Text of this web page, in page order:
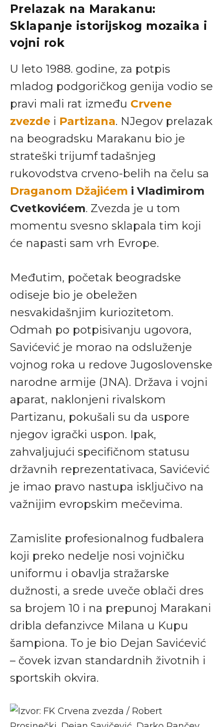
Prelazak na Marakanu:
Sklapanje istorijskog mozaika i
vojni rok
U leto 1988. godine, za potpis
mladog podgoričkog genija vodio se
pravi mali rat između Crvene
zvezde i Partizana. NJegov prelazak
na beogradsku Marakanu bio je
strateški trijumf tadašnjeg
rukovodstva crveno-belih na čelu sa
Draganom Džajićem i Vladimirom
Cvetkovićem. Zvezda je u tom
momentu svesno sklapala tim koji
će napasti sam vrh Evrope.
Međutim, početak beogradske
odiseje bio je obeležen
nesvakidašnjim kuriozitetom.
Odmah po potpisivanju ugovora,
Savićević je morao na odsluženje
vojnog roka u redove Jugoslovenske
narodne armije (JNA). Država i vojni
aparat, naklonjeni rivalskom
Partizanu, pokušali su da uspore
njegov igrački uspon. Ipak,
zahvaljujući specifičnom statusu
državnih reprezentativaca, Savićević
je imao pravo nastupa isključivo na
važnijim evropskim mečevima.
Zamislite profesionalnog fudbalera
koji preko nedelje nosi vojničku
uniformu i obavlja stražarske
dužnosti, a srede uveče oblači dres
sa brojem 10 i na prepunoj Marakani
dribla defanzivce Milana u Kupu
šampiona. To je bio Dejan Savićević
– čovek izvan standardnih životnih i
sportskih okvira.